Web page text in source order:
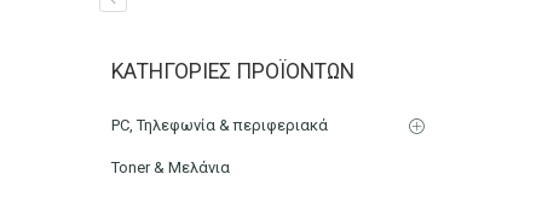
Πιάστρα μεταλλική
ΚΑΤΗΓΟΡΊΕΣ ΠΡΟΪΌΝΤΩΝ
PC, Τηλεφωνία & περιφεριακά
Toner & Μελάνια